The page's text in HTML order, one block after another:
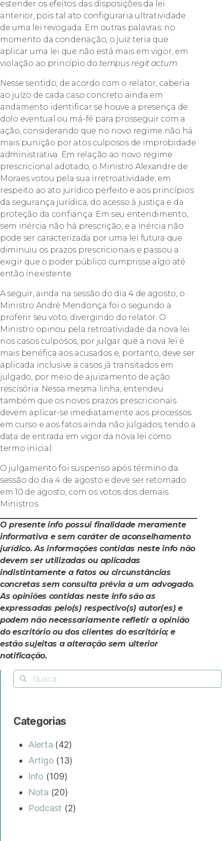
estender os efeitos das disposições da lei
anterior, pois tal ato configuraria ultratividade
de uma lei revogada. Em outras palavras: no
momento da condenação, o juiz teria que
aplicar uma lei que não está mais em vigor, em
violação ao princípio do tempus regit actum.
Nesse sentido, de acordo com o relator, caberia
ao juízo de cada caso concreto ainda em
andamento identificar se houve a presença de
dolo eventual ou má-fé para prosseguir com a
ação, considerando que no novo regime não há
mais punição por atos culposos de improbidade
administrativa. Em relação ao novo regime
prescricional adotado, o Ministro Alexandre de
Moraes votou pela sua irretroatividade, em
respeito ao ato jurídico perfeito e aos princípios
da segurança jurídica, do acesso à justiça e da
proteção da confiança. Em seu entendimento,
sem inércia não há prescrição, e a inércia não
pode ser caracterizada por uma lei futura que
diminuiu os prazos prescricionais e passou a
exigir que o poder público cumprisse algo até
então inexistente.
A seguir, ainda na sessão do dia 4 de agosto, o
Ministro André Mendonça foi o segundo a
proferir seu voto, divergindo do relator. O
Ministro opinou pela retroatividade da nova lei
nos casos culposos, por julgar que a nova lei é
mais benéfica aos acusados e, portanto, deve ser
aplicada inclusive a casos já transitados em
julgado, por meio de ajuizamento de ação
rescisória. Nessa mesma linha, entendeu
também que os novos prazos prescricionais
devem aplicar-se imediatamente aos processos
em curso e aos fatos ainda não julgados, tendo a
data de entrada em vigor da nova lei como
termo inicial.
O julgamento foi suspenso após término da
sessão do dia 4 de agosto e deve ser retomado
em 10 de agosto, com os votos dos demais
Ministros.
O presente info possui finalidade meramente
informativa e sem caráter de aconselhamento
jurídico. As informações contidas neste info não
devem ser utilizadas ou aplicadas
indistintamente a fatos ou circunstâncias
concretas sem consulta prévia a um advogado.
As opiniões contidas neste info são as
expressadas pelo(s) respectivo(s) autor(es) e
podem não necessariamente refletir a opinião
do escritório ou dos clientes do escritório; e
estão sujeitas a alteração sem ulterior
notificação.
Categorias
Alerta (42)
Artigo (13)
Info (109)
Nota (20)
Podcast (2)